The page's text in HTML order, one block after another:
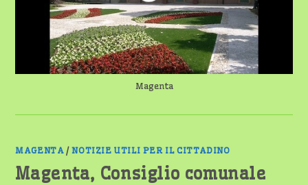
Magenta
MAGENTA/NOTIZIE UTILI PER IL CITTADINO
Magenta, Consiglio comunale